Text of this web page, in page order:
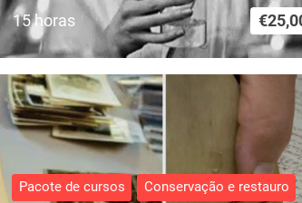
15horas €
Pacote de cursos
Conservação e restauro